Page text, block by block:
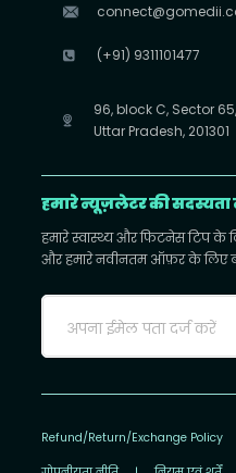
(+91) 9311101477
96, block C, Sector
Uttar Pradesh, 201301
हमारे न्यूज़लेटर की सदस्यता
हमारे स्वास्थ्य और फिटनेस टिप के
और हमारे नवीनतम ऑफ़र के लिए
Refund/Return/Exchange Policy